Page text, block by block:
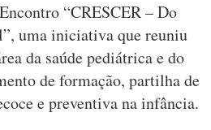
“CRESCER – Do
uma iniciativa que reuniu
da saúde pediátrica e do
de formação, partilha de
e preventiva na infância.